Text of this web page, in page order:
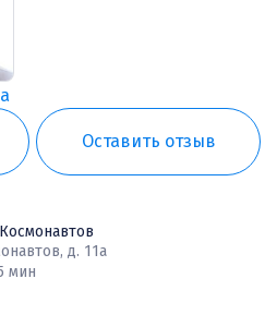
Оставить отзыв
д. 11а
мин